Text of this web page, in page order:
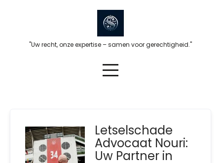
"Uw recht, onze expertise – samen voor gerechtigheid."
Letselschade
Advocaat Nouri:
Uw Partner in